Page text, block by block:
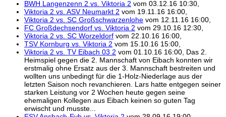
BWH Langenzenn 2 vs. Viktoria 2 vom 03.12.16 10:30,
Viktoria 2 vs. ASV Neumarkt 2 vom 19.11.16 16:00,
Viktoria 2 vs. SC Großschwarzenlohe vom 12.11.16 16:00,
FC Großdechsendorf vs. Viktoria 2 vom 29.10.16 12:30,
Viktoria 2 vs. SC Worzeldorf vom 22.10.16 16:00,
TSV Kornburg vs. Viktoria 2 vom 15.10.16 15:00,
Viktoria 2 vs. TV Eibach 03 2 vom 01.10.16 16:00, Das 2.
Heimspiel gegen die 2. Mannschaft von Eibach konnten wir
erstmalig ohne Ersatz aus der 3. Mannschaft bestreiten und
wollten uns unbedingt für die 1-Holz-Niederlage aus der
letzten Saison noch revanchieren. Lars hatte entgegen seiner
starken Leistung vor 2 Wochen heute gegen seine
ehemaligen Kollegen aus Eibach keinen so guten Tag
erwischt und musste...